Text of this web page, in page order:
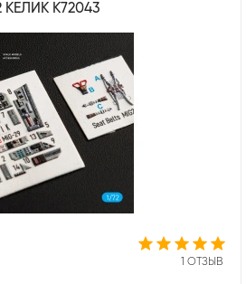
КЕЛИК K72043
1 ОТЗЫВ